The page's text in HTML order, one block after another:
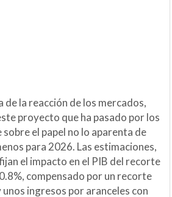
de la reacción de los mercados,
proyecto que ha pasado por los
sobre el papel no lo aparenta de
para 2026. Las estimaciones,
el impacto en el PIB del recorte
compensado por un recorte
ingresos por aranceles con